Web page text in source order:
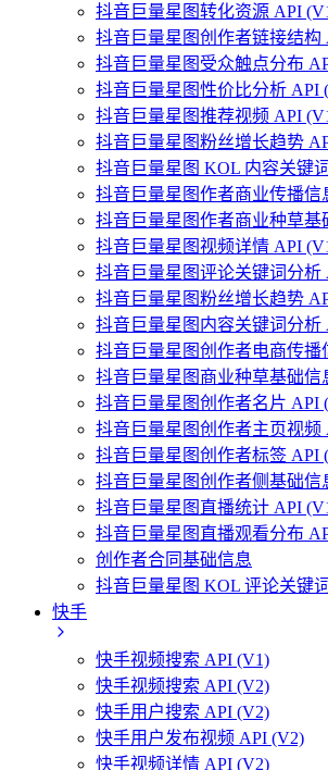
抖音巨量星图转化资源 API
抖音巨量星图创作者链接结构
抖音巨量星图受众触点分布
抖音巨量星图性价比分析 API
抖音巨量星图推荐视频 API
抖音巨量星图粉丝增长趋势
抖音巨量星图 KOL 内容关键
抖音巨量星图作者商业传播信
抖音巨量星图作者商业种草基
抖音巨量星图视频详情 API
抖音巨量星图评论关键词分析
抖音巨量星图粉丝增长趋势
抖音巨量星图内容关键词分析
抖音巨量星图创作者电商传播
抖音巨量星图商业种草基础信
抖音巨量星图创作者名片 API
抖音巨量星图创作者主页视频
抖音巨量星图创作者标签 API
抖音巨量星图创作者侧基础信
抖音巨量星图直播统计 API
抖音巨量星图直播观看分布
创作者合同基础信息
抖音巨量星图 KOL 评论关键
快手
快手视频搜索 API (V1)
快手视频搜索 API (V2)
快手用户搜索 API (V2)
快手用户发布视频 API (V2)
快手视频详情 API (V2)